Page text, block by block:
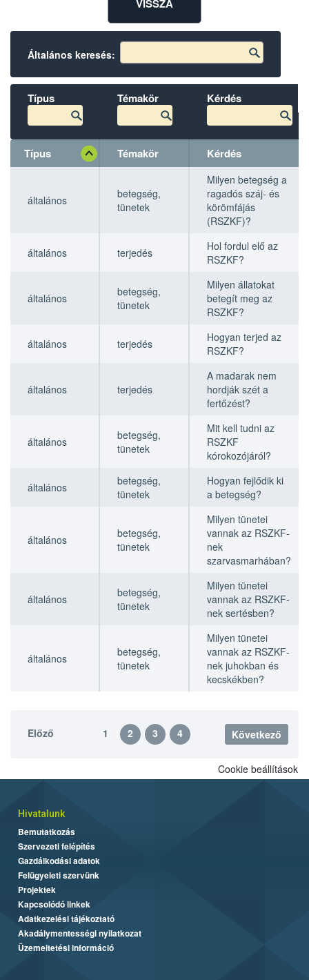
VISSZA
Általános keresés:
Típus Témakör Kérdés
Típus Témakör
Kérdés
Kérdés
Kérdés
általános
betegség,
tünetek
Milyen betegség a
ragadós száj- és
körömfájás
(RSZKF)?
általános terjedés
Hol fordul elő az
RSZKF?
általános
betegség,
tünetek
Milyen állatokat
betegít meg az
RSZKF?
általános terjedés
Hogyan terjed az
RSZKF?
általános terjedés
A madarak nem
hordják szét a
fertőzést?
általános
betegség,
tünetek
Mit kell tudni az
RSZKF
kórokozójáról?
általános
betegség,
tünetek
Hogyan fejlődik ki
a betegség?
általános
betegség,
tünetek
Milyen tünetei
vannak az RSZKF-
nek
szarvasmarhában?
általános
betegség,
tünetek
Milyen tünetei
vannak az RSZKF-
nek sertésben?
általános
betegség,
tünetek
Milyen tünetei
vannak az RSZKF-
nek juhokban és
kecskékben?
Előző 1 2 3 4 Következő
Cookie beállítások
Hivatalunk
Bemutatkozás
Szervezeti felépítés
Gazdálkodási adatok
Felügyeleti szervünk
Projektek
Kapcsolódó linkek
Adatkezelési tájékoztató
Akadálymentességi nyilatkozat
Üzemeltetési információ